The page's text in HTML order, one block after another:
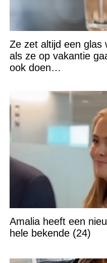
Ze zet altijd een glas
als ze op vakantie
ook doen…
Amalia heeft een
hele bekende (24)